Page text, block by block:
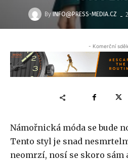
By INFO@PRESS-MEDIA.CZ -
- Komerční
Námořnická móda se bude
Tento styl je snad
neomrzí, nosí se skoro sám